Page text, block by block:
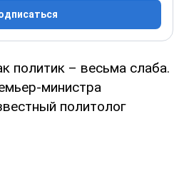
политик – весьма слаба.
министра
политолог